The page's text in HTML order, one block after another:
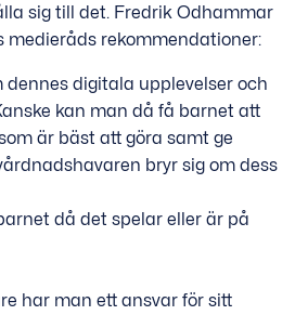
sig till det. Fredrik Odhammar
medieråds rekommendationer:
digitala upplevelser och
kan man då få barnet att
är bäst att göra samt ge
bryr sig om dess
då det spelar eller är på
har man ett ansvar för sitt